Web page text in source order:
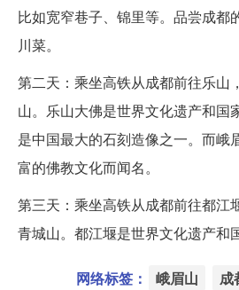
比如宽窄巷子、锦里等。品尝成都
川菜。
第二天：乘坐高铁从成都前往乐山
山。乐山大佛是世界文化遗产和国
是中国最大的石刻造像之一。而峨
富的佛教文化而闻名。
第三天：乘坐高铁从成都前往都江
青城山。都江堰是世界文化遗产和
网络标签： 峨眉山 成